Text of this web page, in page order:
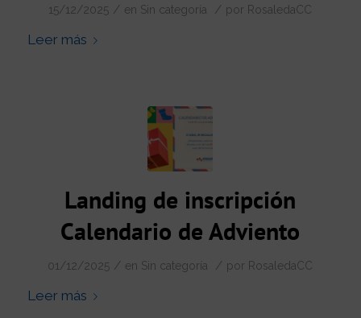
15/12/2025 / en Sin categoría / por RosaledaCC
Leer más
Landing de inscripción
Calendario de Adviento
01/12/2025 / en Sin categoría / por RosaledaCC
Leer más